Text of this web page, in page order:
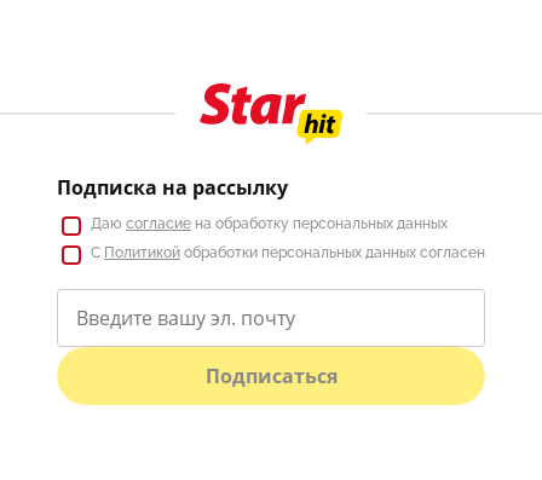
Подписка на рассылку
Даю согласие на обработку персональных данных
С Политикой обработки персональных данных согласен
Подписаться